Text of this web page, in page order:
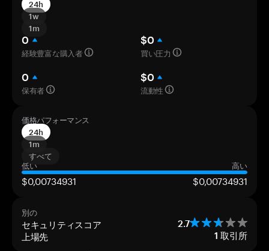
24h
1w
1m
0
経験豊富な購入者
$0
買い圧力
0
保有者
$0
流動性
価格パフォーマンス
24h
1m
すべて
低い
高い
$0,00734931 $0,00734931
別の
セキュリティスコア 2.7
上場先 1 取引所